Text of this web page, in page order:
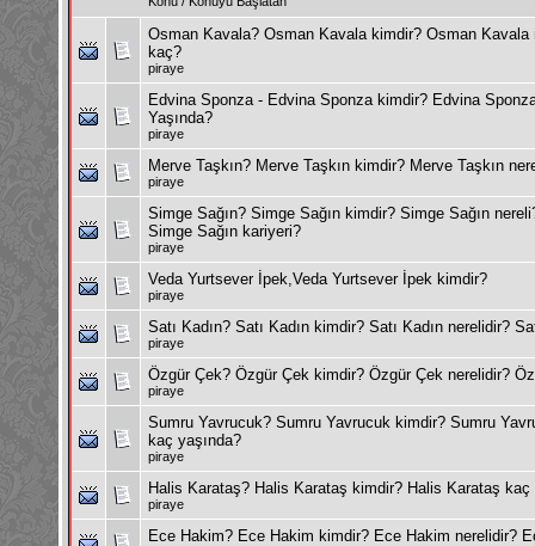
Osman Kavala? Osman Kavala kimdir? Osman Kavala
kaç?
piraye
Edvina Sponza - Edvina Sponza kimdir? Edvina
Yaşında?
piraye
Merve Taşkın? Merve Taşkın kimdir? Merve Taşkın
piraye
Simge Sağın? Simge Sağın kimdir? Simge Sağın
Simge Sağın kariyeri?
piraye
Veda Yurtsever İpek,Veda Yurtsever İpek kimdir?
piraye
Satı Kadın? Satı Kadın kimdir? Satı Kadın nerelidir?
piraye
Özgür Çek? Özgür Çek kimdir? Özgür Çek nerelidir?
piraye
Sumru Yavrucuk? Sumru Yavrucuk kimdir? Sumru
kaç yaşında?
piraye
Halis Karataş? Halis Karataş kimdir? Halis Karataş kaç
piraye
Ece Hakim? Ece Hakim kimdir? Ece Hakim nerelidir?